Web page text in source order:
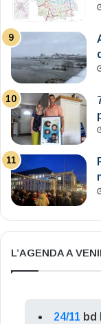
L’AGENDA A
24/11 bd